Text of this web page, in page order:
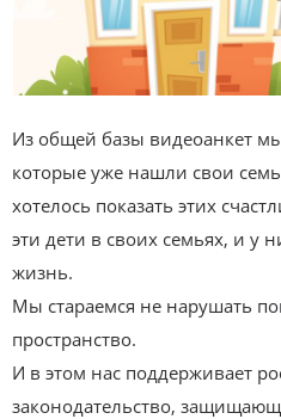
Из общей базы видеоанкет
которые уже нашли свои
хотелось показать этих
эти дети в своих семьях, и у
жизнь.
Мы стараемся не нарушать
пространство.
И в этом нас поддерживает
законодательство,